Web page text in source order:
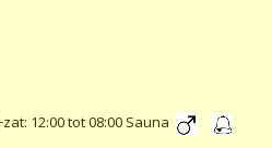
12:00 tot 08:00 Sauna